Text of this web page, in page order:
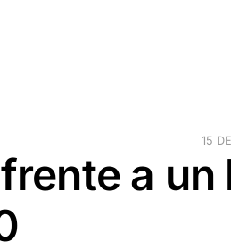
15
a un